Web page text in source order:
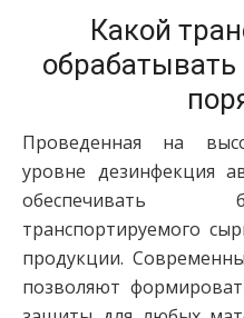
Какой
обрабатывать
Проведенная на
уровне дезинфекция
обеспечивать
транспортируемого
продукции.
позволяют